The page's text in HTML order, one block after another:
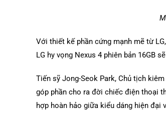
Với thiết kế phần cứng mạnh mẽ từ
LG hy vọng Nexus 4 phiên bản 16GB
Tiến sỹ Jong-Seok Park, Chủ tịch
góp phần cho ra đời chiếc điện thoại
hợp hoàn hảo giữa kiểu dáng hiện đại